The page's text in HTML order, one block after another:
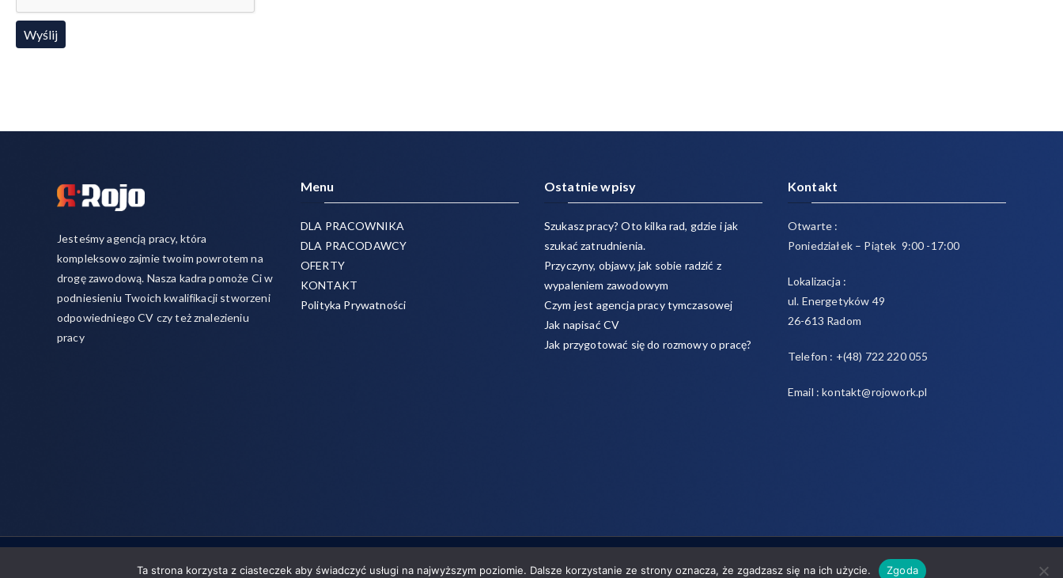
Jesteśmy agencją pracy, która
kompleksowo zajmie twoim powrotem na
drogę zawodową. Nasza kadra pomoże Ci w
podniesieniu Twoich kwalifikacji stworzeni
odpowiedniego CV czy też znalezieniu
pracy
Menu
DLA PRACOWNIKA
DLA PRACODAWCY
OFERTY
KONTAKT
Polityka Prywatności
Ostatnie wpisy
Szukasz pracy? Oto kilka rad, gdzie i jak
szukać zatrudnienia.
Przyczyny, objawy, jak sobie radzić z
wypaleniem zawodowym
Czym jest agencja pracy tymczasowej
Jak napisać CV
Jak przygotować się do rozmowy o pracę?
Kontakt
Otwarte :
Poniedziałek – Piątek 9:00 -17:00
Lokalizacja :
ul. Energetyków 49
26-613 Radom
Telefon : +(48) 722 220 055
Email : kontakt@rojowork.pl
Copyright © 2026Rojo- agencja pracy świadczymy usługi w zakresie pracy tymczasowej, outsourcingu i rekrutacji między pracodawcą a pracownikiem . Powered byZakraand
Ta strona korzysta z ciasteczek aby świadczyć usługi na najwyższym poziomie. Dalsze korzystanie ze strony oznacza, że zgadzasz się na ich użycie. Zgoda